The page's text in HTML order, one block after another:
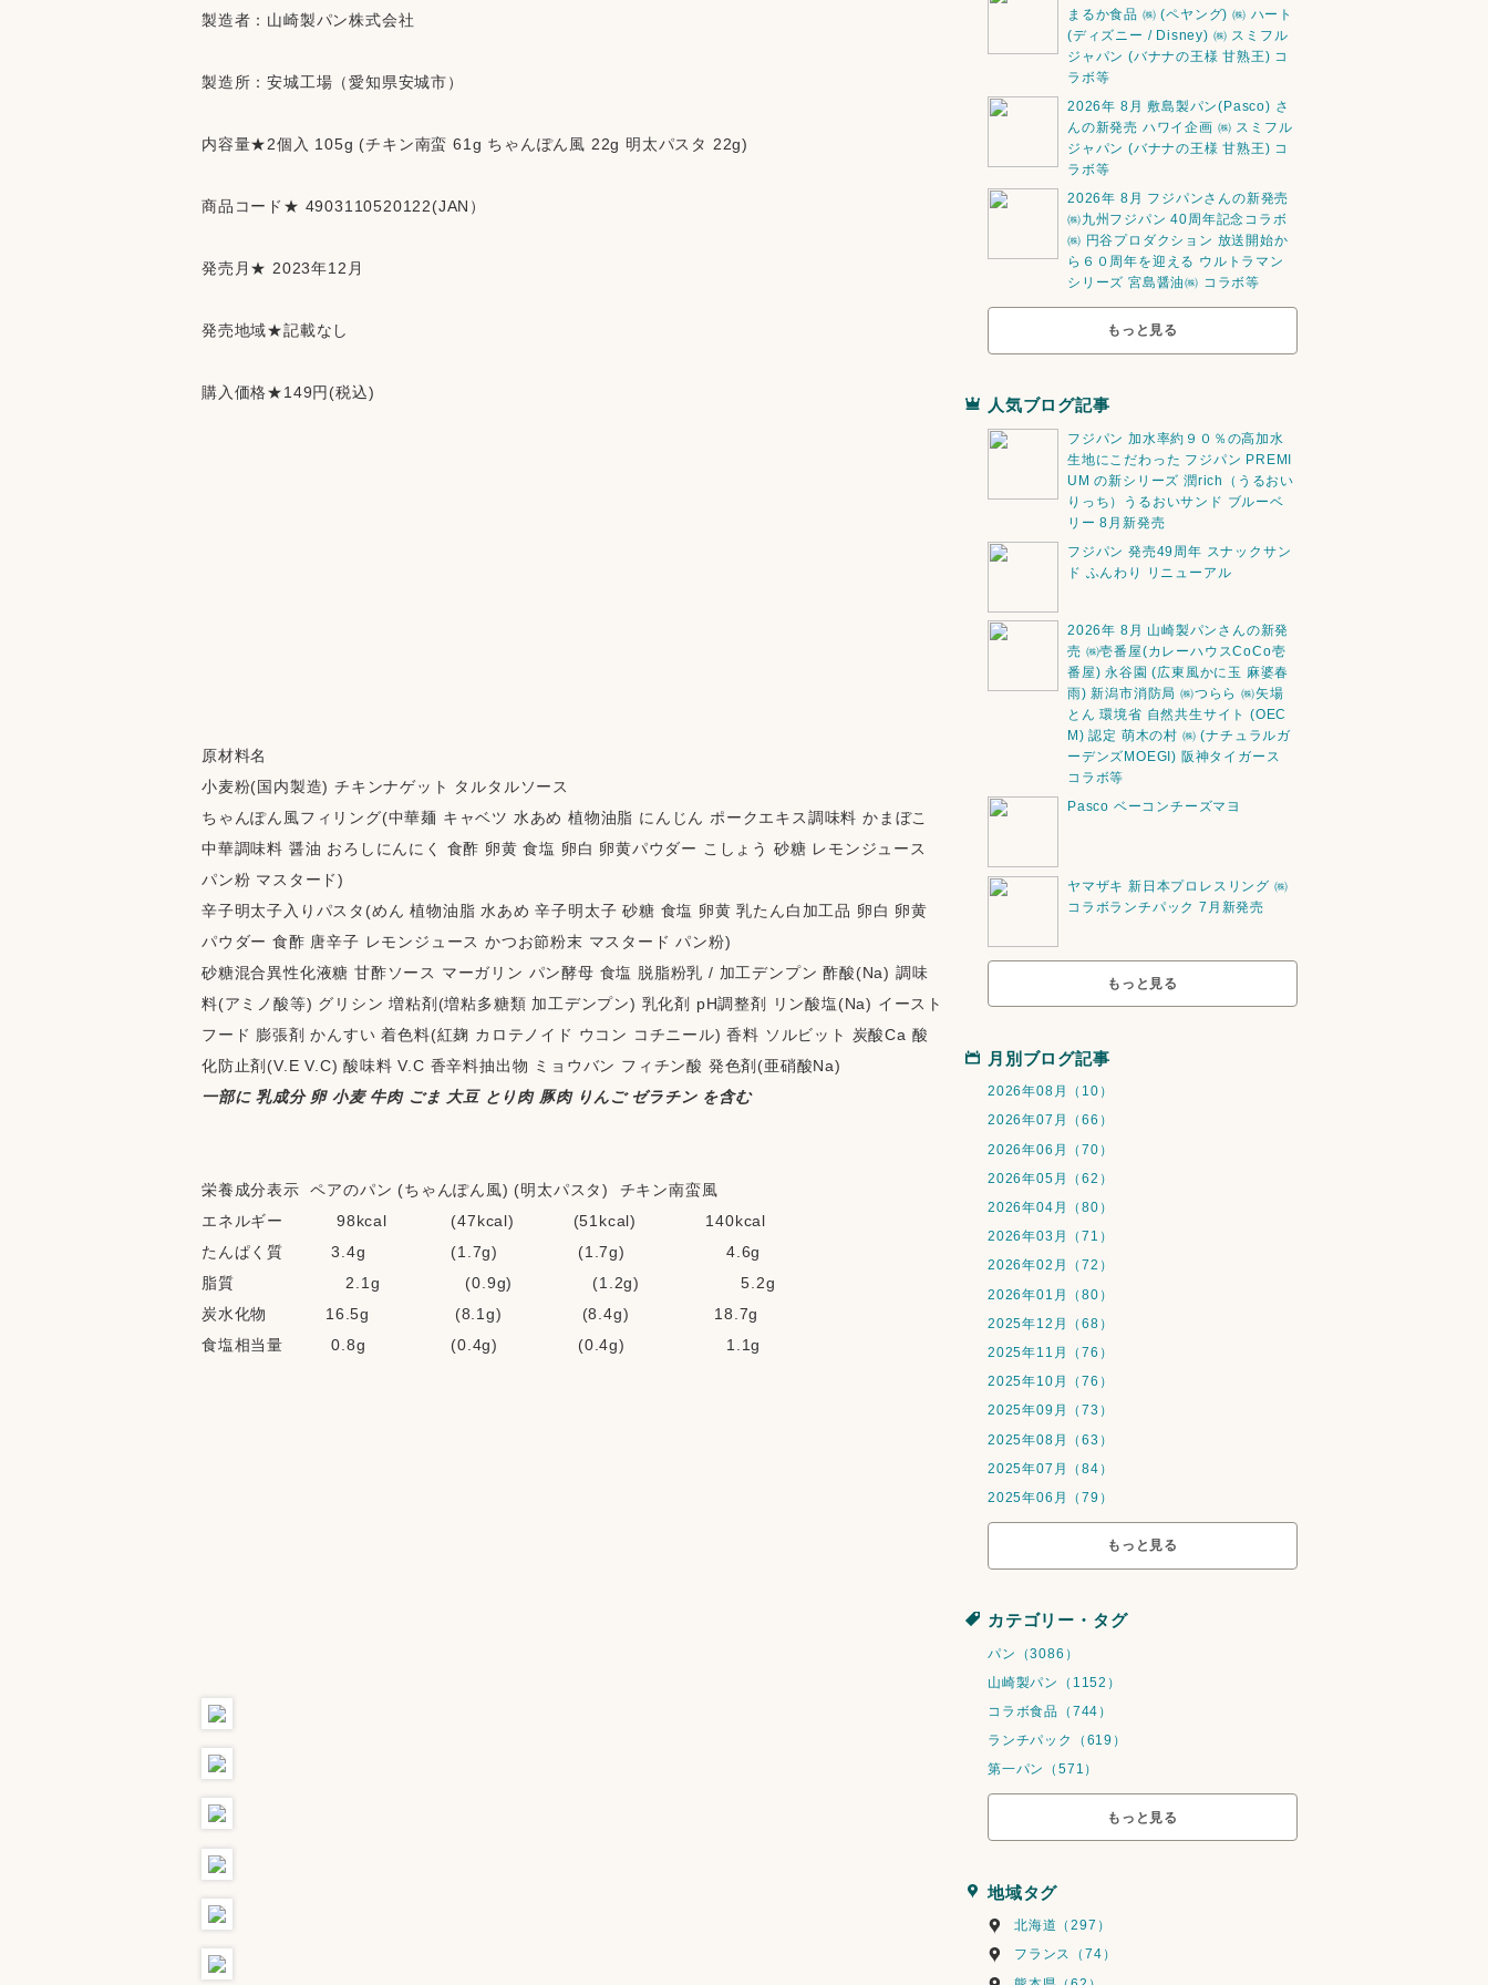
製造者：山崎製パン株式会社
製造所：安城工場（愛知県安城市）
内容量★2個入 105g (チキン南蛮 61g ちゃんぽん風 22g 明太パスタ 22g)
商品コード★ 4903110520122(JAN）
発売月★ 2023年12月
発売地域★記載なし
購入価格★149円(税込)
原材料名
小麦粉(国内製造) チキンナゲット タルタルソース
ちゃんぽん風フィリング(中華麺 キャベツ 水あめ 植物油脂 にんじん ポークエキス調味料 かまぼこ
中華調味料 醤油 おろしにんにく 食酢 卵黄 食塩 卵白 卵黄パウダー こしょう 砂糖 レモンジュース
パン粉 マスタード)
辛子明太子入りパスタ(めん 植物油脂 水あめ 辛子明太子 砂糖 食塩 卵黄 乳たん白加工品 卵白 卵黄
パウダー 食酢 唐辛子 レモンジュース かつお節粉末 マスタード パン粉)
砂糖混合異性化液糖 甘酢ソース マーガリン パン酵母 食塩 脱脂粉乳 / 加工デンプン 酢酸(Na) 調味
料(アミノ酸等) グリシン 増粘剤(増粘多糖類 加工デンプン) 乳化剤 pH調整剤 リン酸塩(Na) イースト
フード 膨張剤 かんすい 着色料(紅麹 カロテノイド ウコン コチニール) 香料 ソルビット 炭酸Ca 酸
化防止剤(V.E V.C) 酸味料 V.C 香辛料抽出物 ミョウバン フィチン酸 発色剤(亜硝酸Na)
一部に 乳成分 卵 小麦 牛肉 ごま 大豆 とり肉 豚肉 りんご ゼラチン を含む
栄養成分表示  ペアのパン (ちゃんぽん風) (明太パスタ)  チキン南蛮風
エネルギー          98kcal            (47kcal)           (51kcal)             140kcal
たんぱく質         3.4g                (1.7g)               (1.7g)                   4.6g
脂質                     2.1g                (0.9g)               (1.2g)                   5.2g
炭水化物           16.5g                (8.1g)               (8.4g)                18.7g
食塩相当量         0.8g                (0.4g)               (0.4g)                   1.1g
まるか食品 ㈱ (ペヤング) ㈱ ハート
(ディズニー / Disney) ㈱ スミフル
ジャパン (バナナの王様 甘熟王) コ
ラボ等
2026年 8月 敷島製パン(Pasco) さ
んの新発売 ハワイ企画 ㈱ スミフル
ジャパン (バナナの王様 甘熟王) コ
ラボ等
2026年 8月 フジパンさんの新発売
㈱九州フジパン 40周年記念コラボ
㈱ 円谷プロダクション 放送開始か
ら６０周年を迎える ウルトラマン
シリーズ 宮島醤油㈱ コラボ等
もっと見る
人気ブログ記事
フジパン 加水率約９０％の高加水
生地にこだわった フジパン PREMI
UM の新シリーズ 潤rich（うるおい
りっち）うるおいサンド ブルーベ
リー 8月新発売
フジパン 発売49周年 スナックサン
ド ふんわり リニューアル
2026年 8月 山崎製パンさんの新発
売 ㈱壱番屋(カレーハウスCoCo壱
番屋) 永谷園 (広東風かに玉 麻婆春
雨) 新潟市消防局 ㈱つらら ㈱矢場
とん 環境省 自然共生サイト (OEC
M) 認定 萌木の村 ㈱ (ナチュラルガ
ーデンズMOEGI) 阪神タイガース
コラボ等
Pasco ベーコンチーズマヨ
ヤマザキ 新日本プロレスリング ㈱
コラボランチパック 7月新発売
もっと見る
月別ブログ記事
2026年08月（10）
2026年07月（66）
2026年06月（70）
2026年05月（62）
2026年04月（80）
2026年03月（71）
2026年02月（72）
2026年01月（80）
2025年12月（68）
2025年11月（76）
2025年10月（76）
2025年09月（73）
2025年08月（63）
2025年07月（84）
2025年06月（79）
もっと見る
カテゴリー・タグ
パン（3086）
山崎製パン（1152）
コラボ食品（744）
ランチパック（619）
第一パン（571）
もっと見る
地域タグ
北海道（297）
フランス（74）